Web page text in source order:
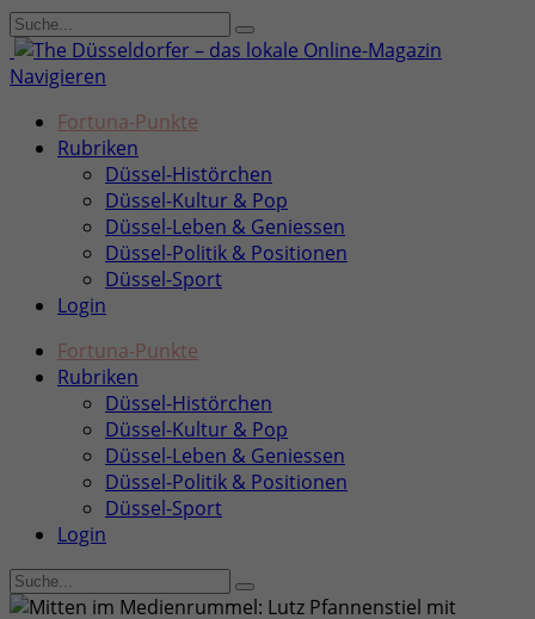
Navigieren
Fortuna-Punkte
Rubriken
Düssel-Histörchen
Düssel-Kultur & Pop
Düssel-Leben & Geniessen
Düssel-Politik & Positionen
Düssel-Sport
Login
Fortuna-Punkte
Rubriken
Düssel-Histörchen
Düssel-Kultur & Pop
Düssel-Leben & Geniessen
Düssel-Politik & Positionen
Düssel-Sport
Login